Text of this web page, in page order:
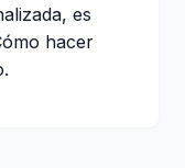
es
hacer